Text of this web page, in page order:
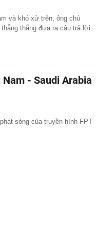
và khó xử trên, ông chủ
thắng đưa ra câu trả lời.
- Saudi Arabia
sóng của truyền hình FPT